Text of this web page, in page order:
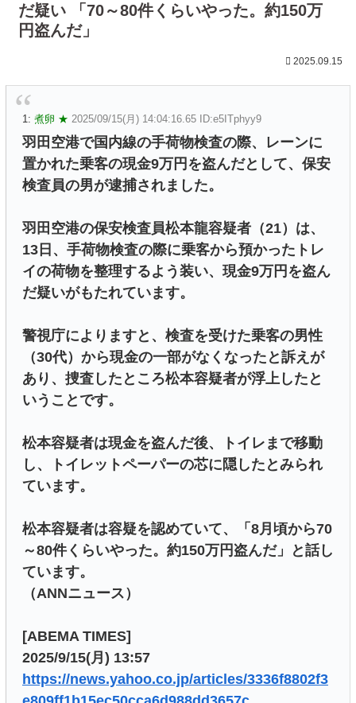
だ疑い 「70～80件くらいやった。約150万
円盗んだ」
2025.09.15
1: 煮卵 ★ 2025/09/15(月) 14:04:16.65 ID:e5ITphyy9
羽田空港で国内線の手荷物検査の際、レーンに
置かれた乗客の現金9万円を盗んだとして、保安
検査員の男が逮捕されました。
羽田空港の保安検査員松本龍容疑者（21）は、
13日、手荷物検査の際に乗客から預かったトレ
イの荷物を整理するよう装い、現金9万円を盗ん
だ疑いがもたれています。
警視庁によりますと、検査を受けた乗客の男性
（30代）から現金の一部がなくなったと訴えが
あり、捜査したところ松本容疑者が浮上したと
いうことです。
松本容疑者は現金を盗んだ後、トイレまで移動
し、トイレットペーパーの芯に隠したとみられ
ています。
松本容疑者は容疑を認めていて、「8月頃から70
～80件くらいやった。約150万円盗んだ」と話し
ています。
（ANNニュース）
[ABEMA TIMES]
2025/9/15(月) 13:57
https://news.yahoo.co.jp/articles/3336f8802f3